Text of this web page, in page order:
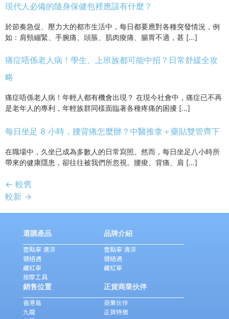
現代人必備的隨身保健包裡應該有什麼？
於節奏急促、壓力大的都市生活中，每日都要應對各種突發情況，例
如：肩頸繃緊、手腕痛、頭脹、肌肉痠痛、腸胃不適，甚 […]
痛症唔係老人病！學生、上班族都可能中招？日常舒緩全攻
略
痛症唔係老人病！年輕人都有機會出現？ 在現今社會中，痛症已不再
是老年人的專利，年輕族群同樣面臨著各種疼痛的困擾 […]
每日坐足 8 小時，腰背痛怎麼辦？中醫推拿＋藥貼雙管齊下
在職場中，久坐已成為多數人的日常寫照。然而，每日坐足八小時所
帶來的健康隱患，卻往往被我們所忽視。腰痠、背痛、肩 […]
← 較舊
較新 →
選購產品
壹點寧 清涼
健絡通
藏紅寧
按摩工具
品牌介紹
壹點寧 清涼
健絡通
藏紅寧
銷售位置
香港島
九龍
正貨商業伙伴
商業伙伴
正貨特徵